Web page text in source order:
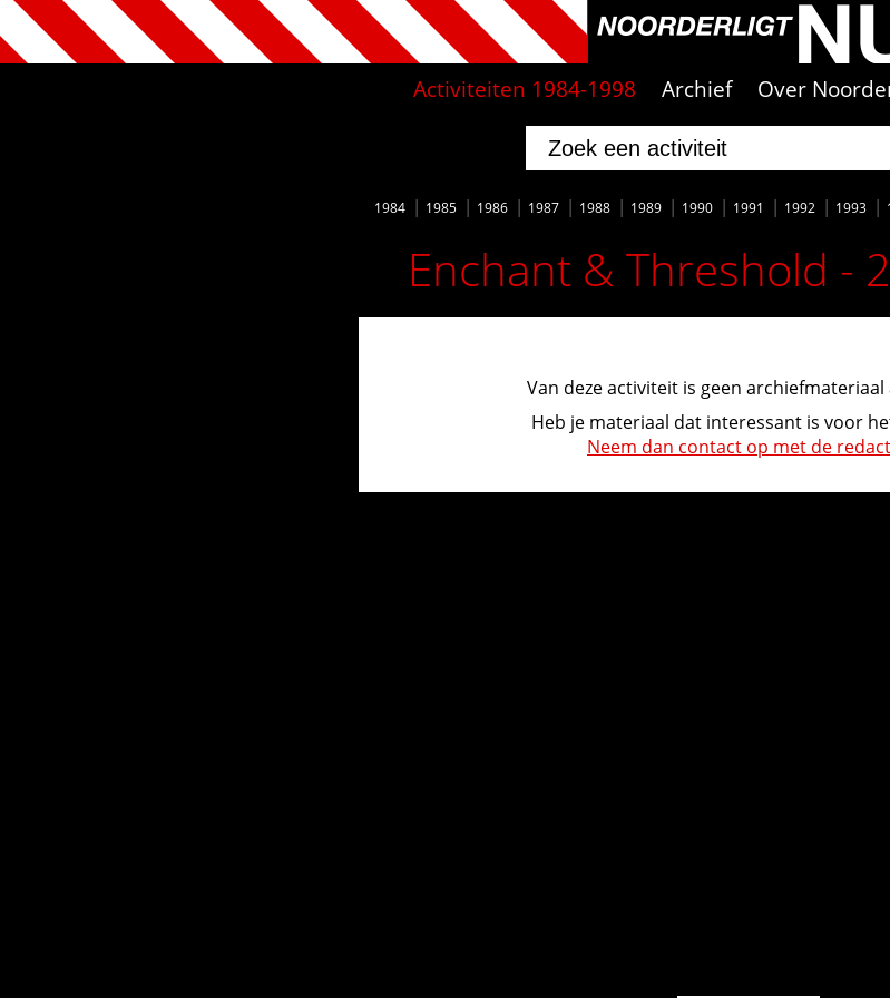
Activiteiten 1984-1998 Archief Over
1984 1985 1986 1987 1988 1989 1990 1991 1992 1993
Enchant & Threshold -
Van deze activiteit is geen archiefmateriaal
Heb je materiaal dat interessant is voor
Neem dan contact op met de